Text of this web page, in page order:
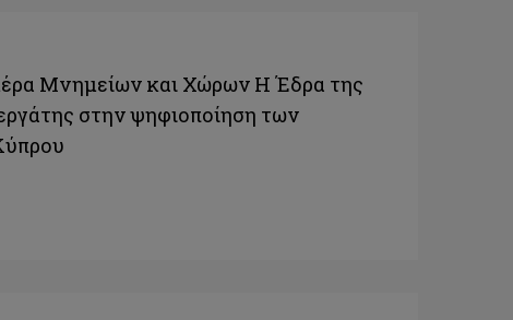
Μνημείων και Χώρων Η Έδρα της
στην ψηφιοποίηση των